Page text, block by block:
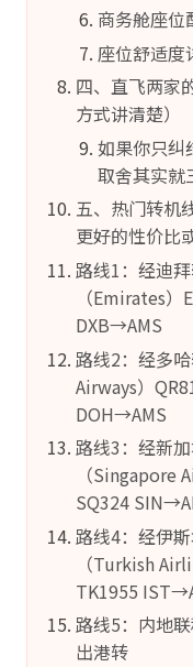
商务舱座位
座位舒适度
四、直飞两家
方式讲清楚）
如果你只纠
取舍其实就
五、热门转机
更好的性价比
路线1：经迪
（Emirates
DXB→AMS
路线2：经多
Airways）
DOH→AMS
路线3：经新
（Singapore
SQ324
路线4：经伊
（Turkish
TK1955
路线5：内地
出港转